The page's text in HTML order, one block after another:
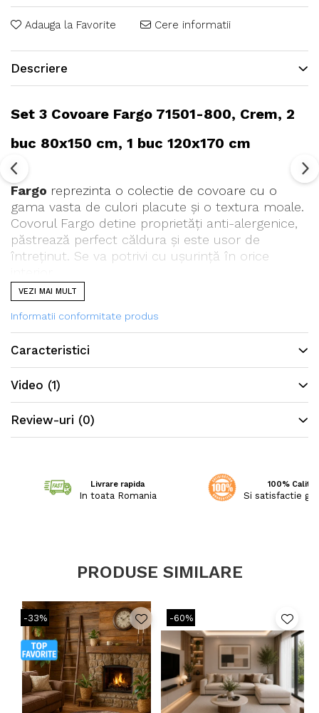
Adauga la Favorite Cere informatii
Descriere
Set 3 Covoare Fargo 71501-800, Crem, 2
buc 80x150 cm, 1 buc 120x170 cm
Fargo reprezinta o colectie de covoare cu o
gama vasta de culori placute și o textura moale.
Covorul Fargo detine proprietăți anti-alergenice,
păstrează perfect căldura și este usor de
întreținut. Se va potrivi cu ușurință în orice
VEZI MAI MULT
Informatii conformitate produs
Caracteristici
Video (1)
Review-uri (0)
Livrare rapida
In toata Romania
100%
Si satisfactie
PRODUSE SIMILARE
-33% -60%